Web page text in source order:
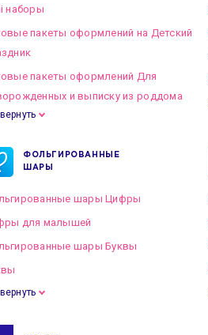
наборы
пакеты оформлений на Детский
пакеты оформлений Для
и выписку из роддома
пакеты оформлений на Свадьбу
ФОЛЬГИРОВАННЫЕ
ШАРЫ
шары Цифры
для малышей
шары Буквы